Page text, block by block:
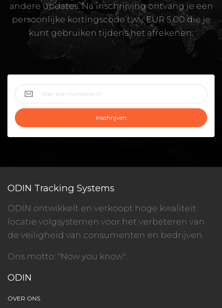
andere updates. Na inschrijving ontvang je een
persoonlijke kortingscode t.w.v. EUR 5,00 die je
kunt gebruiken tijdens het afrekenen.
Inschrijven
ODIN Tracking Systems
ODIN ontwikkelt en verkoopt hoge kwaliteit
locatie volgsystemen voor het verbeteren van
de veiligheid van consumenten en bedrijven.
Ons motto: "Now you know".
ODIN
OVER ONS